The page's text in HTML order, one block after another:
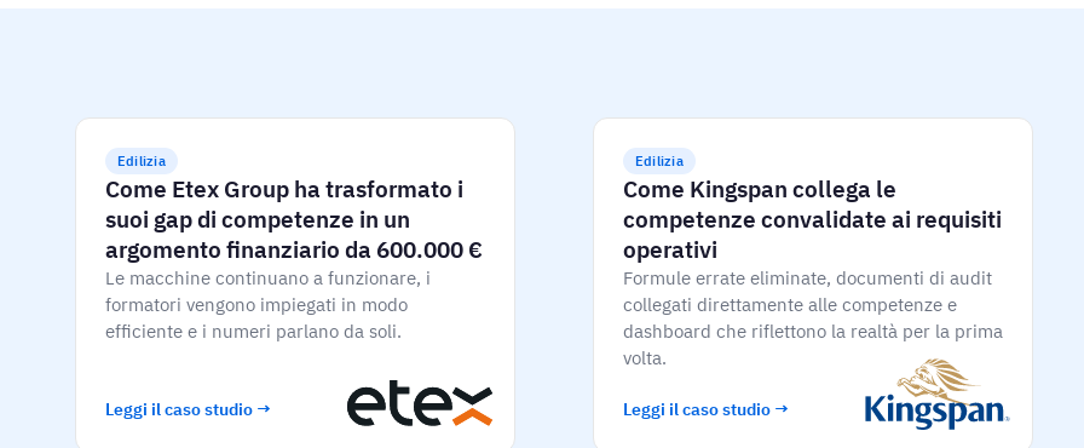
Edilizia
Come Etex Group ha trasformato i
suoi gap di competenze in un
argomento finanziario da 600.000 €
Le macchine continuano a funzionare, i
formatori vengono impiegati in modo
efficiente e i numeri parlano da soli.
Leggi il caso studio →
Edilizia
Come Kingspan collega le
competenze convalidate ai requisiti
operativi
Formule errate eliminate, documenti di audit
collegati direttamente alle competenze e
dashboard che riflettono la realtà per la prima
volta.
Leggi il caso studio →